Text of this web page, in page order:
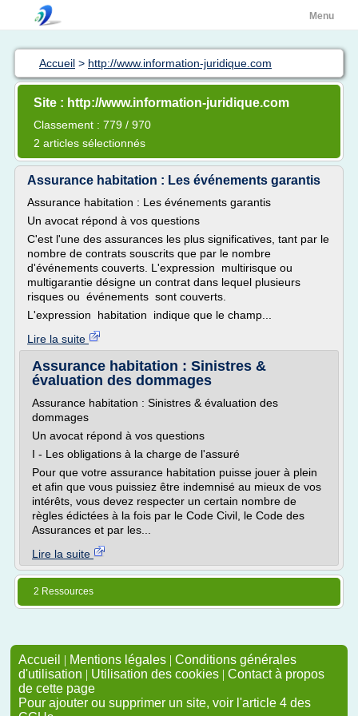
Menu
Accueil > http://www.information-juridique.com
Site : http://www.information-juridique.com
Classement : 779 / 970
2 articles sélectionnés
Assurance habitation : Les événements garantis
Assurance habitation : Les événements garantis
Un avocat répond à vos questions
C'est l'une des assurances les plus significatives, tant par le
nombre de contrats souscrits que par le nombre
d'événements couverts. L'expression multirisque ou
multigarantie désigne un contrat dans lequel plusieurs
risques ou événements sont couverts.
L'expression habitation indique que le champ...
Lire la suite
Assurance habitation : Sinistres &
évaluation des dommages
Assurance habitation : Sinistres & évaluation des
dommages
Un avocat répond à vos questions
I - Les obligations à la charge de l'assuré
Pour que votre assurance habitation puisse jouer à plein
et afin que vous puissiez être indemnisé au mieux de vos
intérêts, vous devez respecter un certain nombre de
règles édictées à la fois par le Code Civil, le Code des
Assurances et par les...
Lire la suite
2 Ressources
Accueil | Mentions légales | Conditions générales
d'utilisation | Utilisation des cookies | Contact à propos
de cette page
Pour ajouter ou supprimer un site, voir l'article 4 des